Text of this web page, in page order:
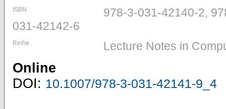
ISBN
978-3-031-42140-2,
031-42142-6
Reihe Lecture Notes in
Online
DOI: 10.1007/978-3-031-42141-9_4